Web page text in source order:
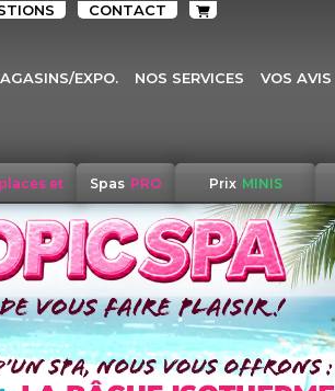
CONTACT
EXPO. NOS SERVICES VOS AVIS
et Spas PRO Prix MINIS